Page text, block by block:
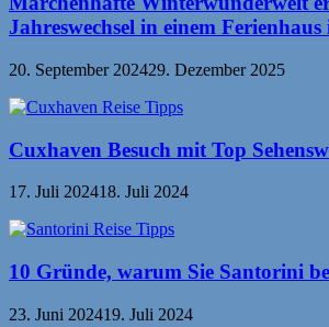
Jahreswechsel in einem
20. September 202429. Dezember 2025
Cuxhaven Besuch mit Top
17. Juli 202418. Juli 2024
10 Gründe, warum Sie Santorini
23. Juni 202419. Juli 2024